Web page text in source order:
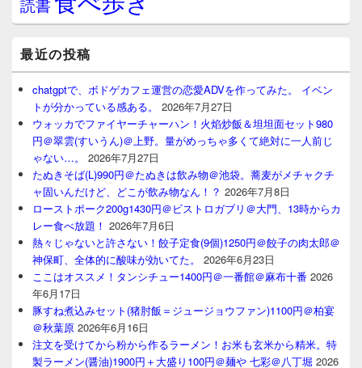
最近の投稿
chatgptで、ボドゲカフェ運営の恋愛ADVを作ってみた。 イベン
トが分かっている感ある。
2026年7月27日
ウォッカでファイヤーチャーハン！火焰炒飯＆坦坦面セット980
円＠翠雲(すいうん)＠上野。量がめっちゃ多くて絶対に一人前じ
ゃない…。
2026年7月27日
たぬきそば(L)990円＠たぬきは飲み物＠池袋。蕎麦がメチャクチ
ャ固いんだけど、どこが飲み物なん！？ 2026年7月8日
ローストポーク200g1430円＠ビストロガブリ＠大門、13時からカ
レー食べ放題！ 2026年7月6日
熱々じゃないと許さない！餃子定食(9個)1250円＠餃子の肉太郎＠
神保町、全体的に酸味が効いてた。
2026年6月23日
ここはオススメ！タンシチュー1400円＠一番館＠麻布十番 2026
年6月17日
豚すね煮込みセット(猪肘飯＝ジュージョウファン)1100円＠柏宴
＠秋葉原 2026年6月16日
注文を受けてから粉から作るラーメン！お米も玄米から精米。特
製ラーメン(醤油)1900円＋大盛り100円＠麺や 七彩＠八丁堀 2026